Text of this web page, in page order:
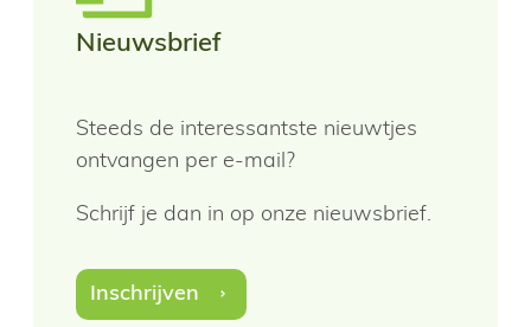
Nieuwsbrief
Steeds de interessantste nieuwtjes
ontvangen per e-mail?
Schrijf je dan in op onze nieuwsbrief.
Inschrijven